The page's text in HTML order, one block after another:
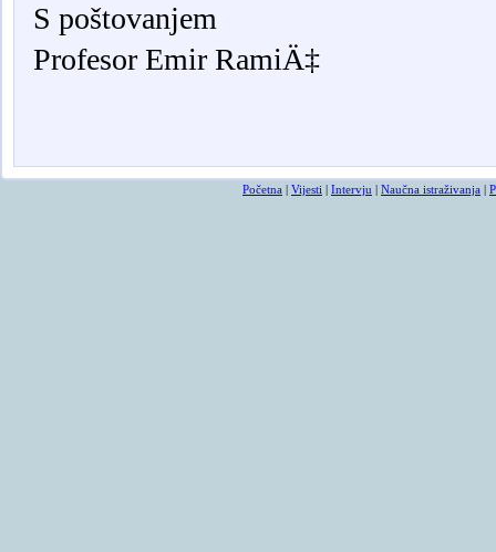
S poštovanjem
Profesor Emir RamiÄ‡
Početna Vijesti Intervju Naučna istraživanja